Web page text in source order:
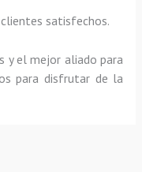
satisfechos.
y el mejor aliado para
para disfrutar de la